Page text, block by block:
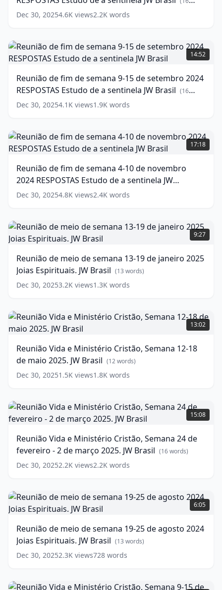
13
de
2024
RESPOSTAS
Estudo
a
sentinela
Brasil (16
words)
Dec 30, 20254.6K views2.2K words
Reunião
de
fim
semana
9-
15
de
2024
RESPOSTAS
Estudo
a
sentinela
Brasil (16
14:52
Reunião de fim de semana 9-15 de setembro 2024
RESPOSTAS Estudo de a sentinela JW Brasil (16
words)
Dec 30, 20254.1K views1.9K words
Reunião
de
fim
semana
4-
10
de
2024
RESPOSTAS
Estudo
a
sentinela
Brasil (16
17:18
Reunião de fim de semana 4-10 de novembro
2024 RESPOSTAS Estudo de a sentinela JW
Brasil
16words)
Dec 30, 20254.8K views2.4K words
Reunião
de
meio
semana
13-
19
de
2025
Joias
Espirituais.
Brasil (13
words)
9:27
Reunião de meio de semana 13-19 de janeiro 2025
Joias Espirituais. JW Brasil (13 words)
Dec 30, 20253.2K views1.3K words
Reunião
Vida
e
Cristão,
Semana
12-
18
maio
2025.
JW
words)
13:02
Reunião Vida e Ministério Cristão, Semana 12-18
de maio 2025. JW Brasil (12words)
Dec 30, 20251.5K views1.8K words
Reunião
Vida
e
Cristão,
Semana
24
de
-
2
de
2025.
JW
words)
15:08
Reunião Vida e Ministério Cristão, Semana 24 de
fevereiro - 2 de março 2025. JW Brasil (16words)
Dec 30, 20252.2K views2.2K words
Reunião
de
meio
semana
19-
25
de
2024
6:05
Reunião de meio de semana 19-25 de agosto 2024
Joias Espirituais. JW Brasil (13 words)
Dec 30, 20252.3K views728 words
Reunião